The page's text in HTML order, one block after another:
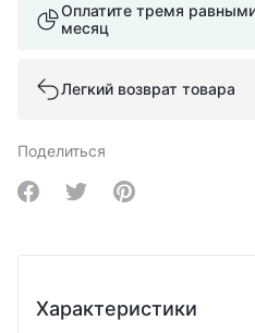
Оплатите тремя
месяц
Легкий возврат товара
Поделиться
Share on Facebook
Share on Twitter
Share on
Характеристики